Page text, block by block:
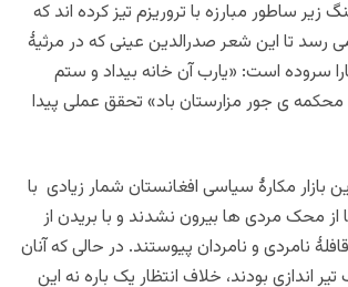
زیر ساطور مبارزه با تروریزم تیز کرده اند که
رسد تا این شعر صدرالدین عینی که در مرثیۀ
سروده است: «یارب آن خانه بیداد و ستم
محکمه ی جور مزارستان باد» تحقق عملی پیدا
بازار مکارۀ سیاسی افغانستان شمار زیادی با
از محک مردی ها بیرون نشدند و با بریدن از
نامردی و نامردان پیوستند. در حالی که آنان
اندازی بودند، خلاف انتظار یک باره نه این